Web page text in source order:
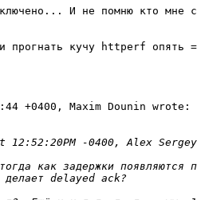
И не помню кто мне
прогнать кучу httperf опять
+0400, Maxim Dounin wrote: